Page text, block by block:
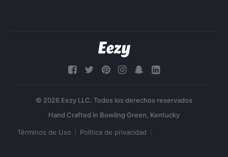
© 2026 Eezy LLC. Todos los derechos reservados
Términos de Uso Política de privacidad